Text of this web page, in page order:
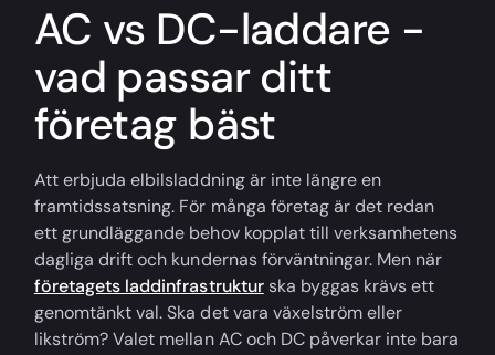
AC vs DC-laddare -
vad passar ditt
företag bäst
Att erbjuda elbilsladdning är inte längre en
framtidssatsning. För många företag är det redan
ett grundläggande behov kopplat till verksamhetens
dagliga drift och kundernas förväntningar. Men när
företagets laddinfrastrukturska byggas krävs ett
genomtänkt val. Ska det vara växelström eller
likström? Valet mellan AC och DC påverkar inte bara